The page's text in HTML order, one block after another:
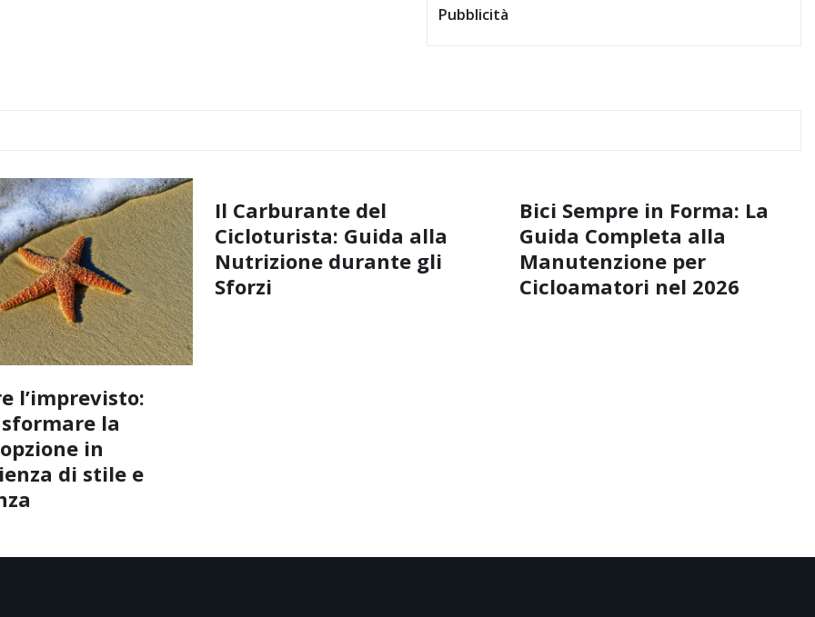
Pubblicità
l’imprevisto:
la
in
di stile e
Il Carburante del
Cicloturista: Guida alla
Nutrizione durante gli
Sforzi
Bici Sempre in Forma: La
Guida Completa alla
Manutenzione per
Cicloamatori nel 2026